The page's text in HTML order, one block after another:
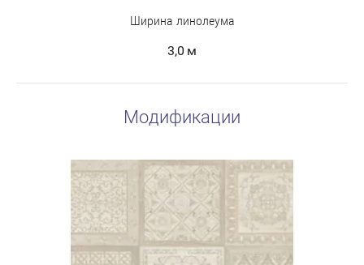
Ширина линолеума
3,0 м
Модификации